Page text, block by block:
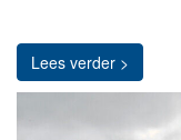
Lees verder >